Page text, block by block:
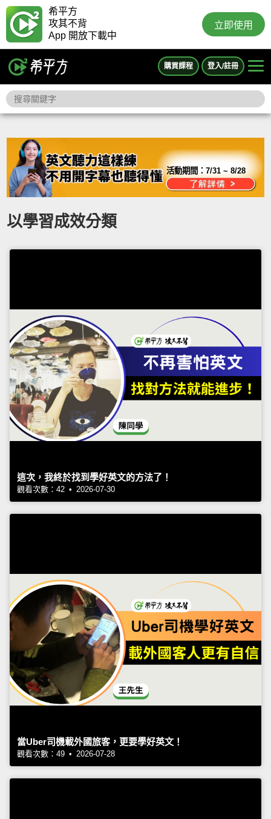
希平方
攻其不背
App 開放下載中
立即使用
購買課程 登入/註冊
活動期間：7/31 ~ 8/28
以學習成效分類
這次，我終於找到學好英文的方法了！
觀看次數：42 • 2026-07-30
當Uber司機載外國旅客，更要學好英文！
觀看次數：49 • 2026-07-28